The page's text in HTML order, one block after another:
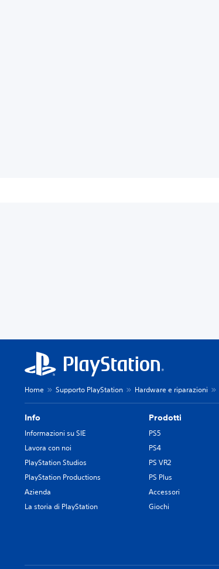
Home Supporto PlayStation Hardware e riparazioni
Info
Informazioni su SIE
Lavora con noi
PlayStation Studios
PlayStation Productions
Azienda
La storia di PlayStation
Prodotti
PS5
PS4
PS VR2
PS Plus
Accessori
Giochi